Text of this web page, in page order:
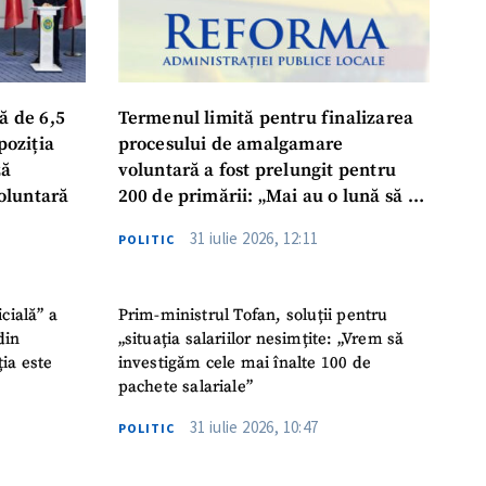
de 6,5
a
este
Termenul limită pentru finalizarea
procesului de amalgamare
voluntară a fost prelungit pentru
200 de primării: „Mai au o lună să se
POLITIC 31 iulie 2026, 12:11
Prim-ministrul Tofan, soluții pentru
„situația salariilor nesimțite: „Vrem să
investigăm cele mai înalte 100 de
pachete salariale”
POLITIC 31 iulie 2026, 10:47